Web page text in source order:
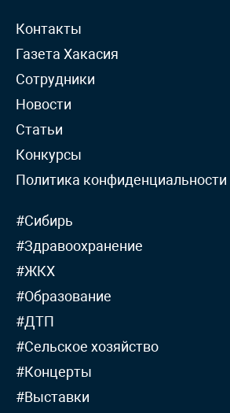
Контакты
Газета Хакасия
Сотрудники
Новости
Статьи
Конкурсы
Политика конфиденциальности
#Сибирь
#Здравоохранение
#ЖКХ
#Образование
#ДТП
#Сельское хозяйство
#Концерты
#Выставки